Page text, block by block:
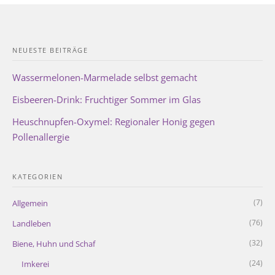
NEUESTE BEITRÄGE
Wassermelonen-Marmelade selbst gemacht
Eisbeeren-Drink: Fruchtiger Sommer im Glas
Heuschnupfen-Oxymel: Regionaler Honig gegen
Pollenallergie
KATEGORIEN
Allgemein (7)
Landleben (76)
Biene, Huhn und Schaf (32)
Imkerei (24)